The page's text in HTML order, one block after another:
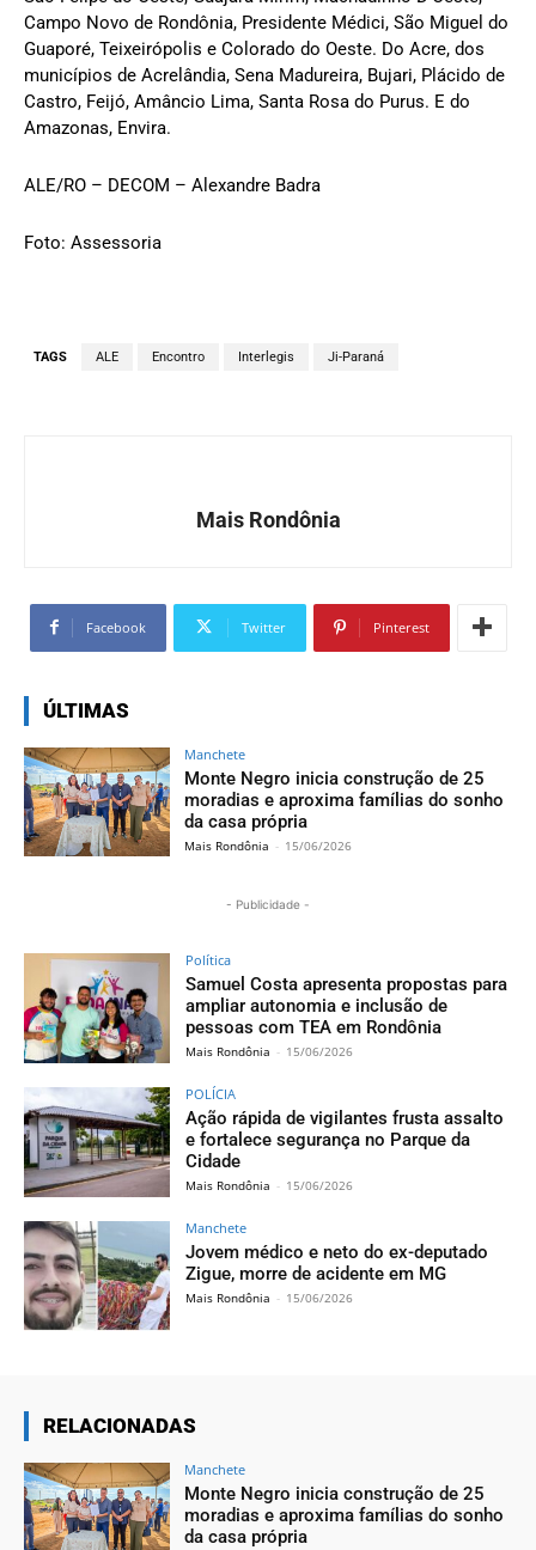
Campo Novo de Rondônia, Presidente Médici, São Miguel do
Guaporé, Teixeirópolis e Colorado do Oeste. Do Acre, dos
municípios de Acrelândia, Sena Madureira, Bujari, Plácido de
Castro, Feijó, Amâncio Lima, Santa Rosa do Purus. E do
Amazonas, Envira.
ALE/RO – DECOM – Alexandre Badra
Foto: Assessoria
TAGS ALE Encontro Interlegis Ji-Paraná
Mais Rondônia
Facebook Twitter Pinterest
ÚLTIMAS
Manchete
Monte Negro inicia construção de 25
moradias e aproxima famílias do sonho
da casa própria
Mais Rondônia - 15/06/2026
- Publicidade -
Política
Samuel Costa apresenta propostas para
ampliar autonomia e inclusão de
pessoas com TEA em Rondônia
Mais Rondônia - 15/06/2026
POLÍCIA
Ação rápida de vigilantes frusta assalto
e fortalece segurança no Parque da
Cidade
Mais Rondônia - 15/06/2026
Manchete
Jovem médico e neto do ex-deputado
Zigue, morre de acidente em MG
Mais Rondônia - 15/06/2026
RELACIONADAS
Manchete
Monte Negro inicia construção de 25
moradias e aproxima famílias do sonho
da casa própria